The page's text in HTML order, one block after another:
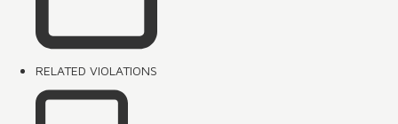
RELATED VIOLATIONS